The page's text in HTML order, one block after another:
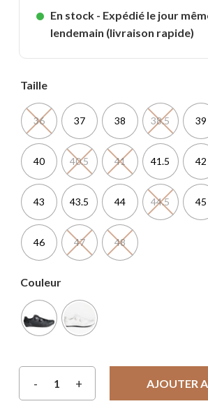
En stock - Expédié le jour
lendemain (livraison rapide)
Taille
36 37 38 38.5 39
40 40.5 41 41.5 42
43 43.5 44 44.5 45
46 47 48
Couleur
AJOUTER